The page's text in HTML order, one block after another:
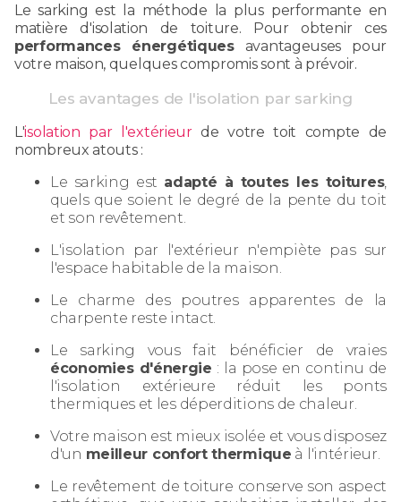
Le sarking est la méthode la plus performante en
matière d'isolation de toiture. Pour obtenir ces
performances énergétiquesavantageuses pour
votre maison, quelques compromis sont à prévoir.
Les avantages de l'isolation par sarking
L'isolation par l'extérieurde votre toit compte de
nombreux atouts :
Le sarking est adapté à toutes les toitures,
quels que soient le degré de la pente du toit
et son revêtement.
L'isolation par l'extérieur n'empiète pas sur
l'espace habitable de la maison.
Le charme des poutres apparentes de la
charpente reste intact.
Le sarking vous fait bénéficier de vraies
économies d'énergie : la pose en continu de
l'isolation extérieure réduit les ponts
thermiques et les déperditions de chaleur.
Votre maison est mieux isolée et vous disposez
d'un meilleur confort thermique à l'intérieur.
Le revêtement de toiture conserve son aspect